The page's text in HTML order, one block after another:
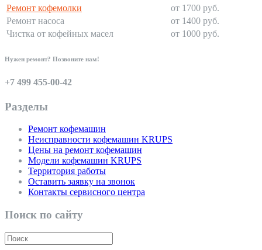
Ремонт кофемолки
от 1700 руб.
Ремонт насоса
от 1400 руб.
Чистка от кофейных масел
от 1000 руб.
Нужен ремонт? Позвоните нам!
+7 499 455-00-42
Разделы
Ремонт кофемашин
Неисправности кофемашин KRUPS
Цены на ремонт кофемашин
Модели кофемашин KRUPS
Территория работы
Оставить заявку на звонок
Контакты сервисного центра
Поиск по сайту